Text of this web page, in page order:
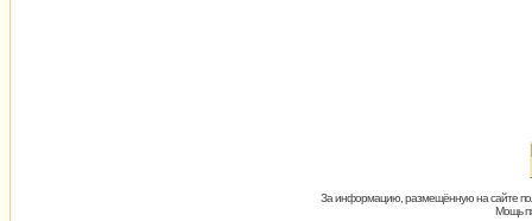
За информацию, размещённую на сайте
Мощь